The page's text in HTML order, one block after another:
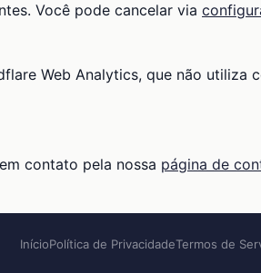
Você pode cancelar via
Web Analytics, que não utiliza
contato pela nossa página de
InícioPolítica de PrivacidadeTermos de